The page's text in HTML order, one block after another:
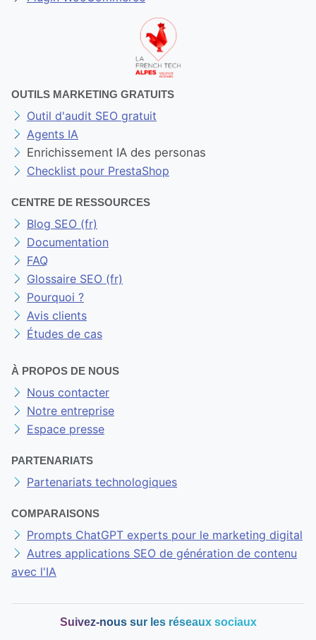
OUTILS MARKETING GRATUITS
Outil d'audit SEO gratuit
Agents IA
Enrichissement IA des personas
Checklist pour PrestaShop
CENTRE DE RESSOURCES
Blog SEO (fr)
Documentation
FAQ
Glossaire SEO (fr)
Pourquoi ?
Avis clients
Études de cas
À PROPOS DE NOUS
Nous contacter
Notre entreprise
Espace presse
PARTENARIATS
Partenariats technologiques
COMPARAISONS
Prompts ChatGPT experts pour le marketing digital
Autres applications SEO de génération de contenu
avec l'IA
Suivez-nous sur les réseaux sociaux